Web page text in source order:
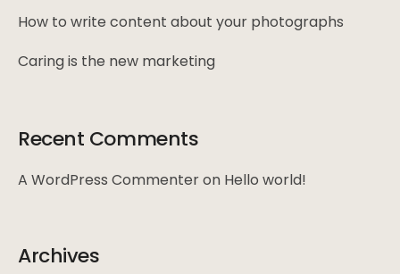
How to write content about your photographs
Caring is the new marketing
Recent Comments
A WordPress Commenteron Hello world!
Archives